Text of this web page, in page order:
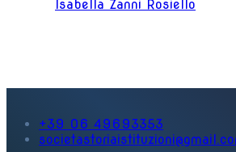
Isabella Zanni Rosiello
+39 06 49693353